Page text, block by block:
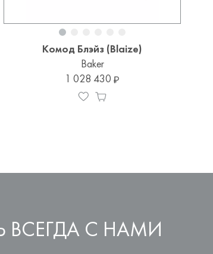
Комод Блэйз (Blaize)
Baker
1 028 430
ВСЕГДА С НАМИ